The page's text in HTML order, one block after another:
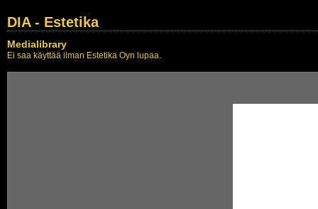
DIA - Estetika
Medialibrary
Ei saa käyttää ilman Estetika Oyn lupaa.